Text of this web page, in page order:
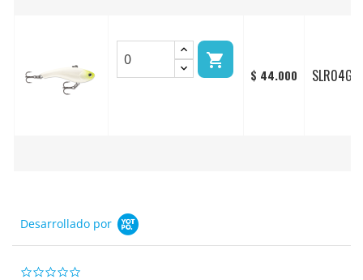

$ 44.000 SLR04GL
Desarrollado por